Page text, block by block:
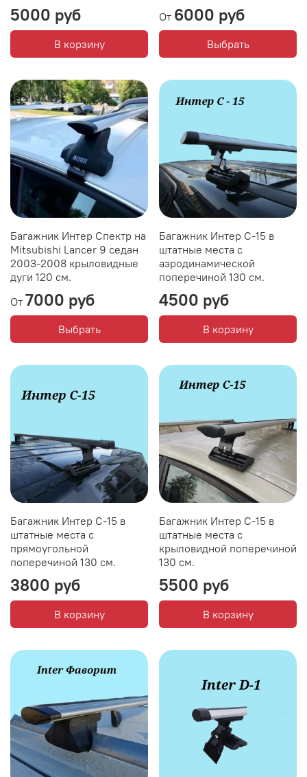
5000 руб
В корзину
От 6000 руб
Выбрать
Багажник Интер Спектр на
Mitsubishi Lancer 9 седан
2003-2008 крыловидные
дуги 120 см.
От 7000 руб
Выбрать
Багажник Интер С-15 в
штатные места с
аэродинамической
поперечиной 130 см.
4500 руб
В корзину
Багажник Интер С-15 в
штатные места с
прямоугольной
поперечиной 130 см.
3800 руб
В корзину
Багажник Интер С-15 в
штатные места с
крыловидной поперечиной
130 см.
5500 руб
В корзину